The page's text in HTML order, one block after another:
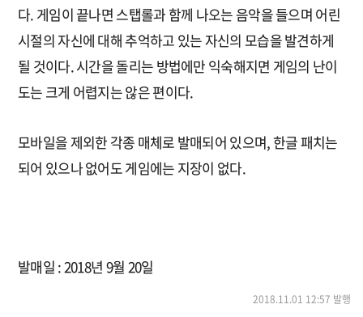
다. 게임이 끝나면 스탭롤과 함께 나오는 음악을 들으며 어린
시절의 자신에 대해 추억하고 있는 자신의 모습을 발견하게
될 것이다. 시간을 돌리는 방법에만 익숙해지면 게임의 난이
도는 크게 어렵지는 않은 편이다.
모바일을 제외한 각종 매체로 발매되어 있으며, 한글 패치는
되어 있으나 없어도 게임에는 지장이 없다.
발매일 : 2018년 9월 20일
2018.11.01 12:57 발행